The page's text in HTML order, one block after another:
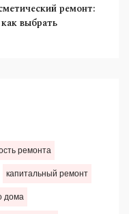
ремонт:
выбрать
ремонта
капитальный ремонт
дома